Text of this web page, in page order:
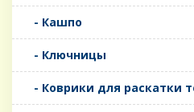
- Кашпо
- Ключницы
- Коврики для раскатки